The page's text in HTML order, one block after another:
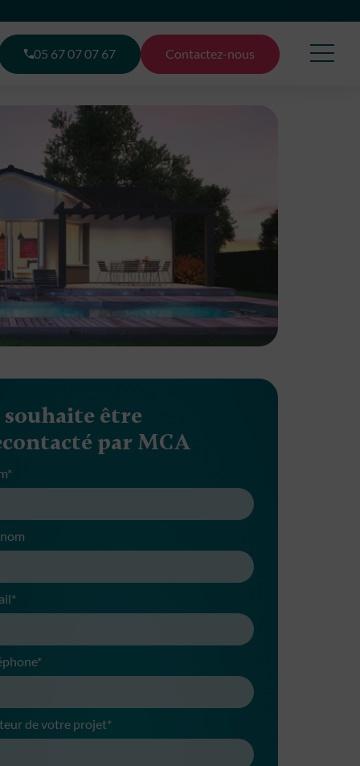
05 67 07 07 67 Contactez-nous
souhaite être
par MCA
de votre projet*